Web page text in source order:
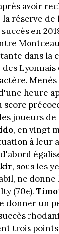
avoir
la réserve de
en
Montceau
dans la
Lyonnais
Menés
heure
joueurs de
, en vingt
à leur
, sous les
ne donne
(70e).
donner un
trois